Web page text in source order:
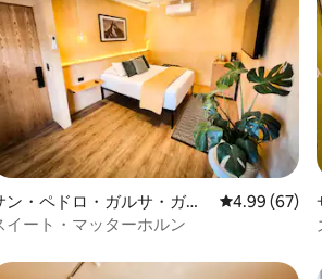
5つ星中4.74つ星の平均評価
ン・ペドロ・ガルサ・ガル
アのホテル客室
レビュー67
4.99 (67)
イート・マッターホルン